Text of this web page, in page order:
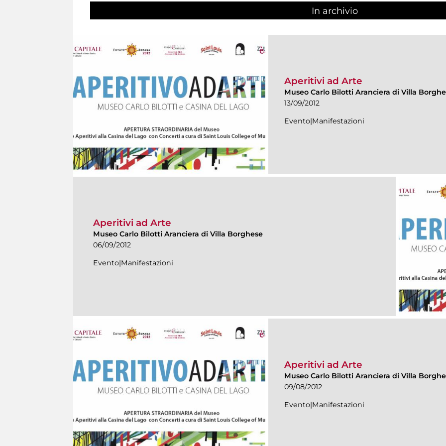
In archivio
Aperitivi ad Arte
Museo Carlo Bilotti Aranciera di Villa
13/09/2012
Evento|Manifestazioni
Aperitivi ad Arte
Museo Carlo Bilotti Aranciera di Villa Borghese
06/09/2012
Evento|Manifestazioni
Aperitivi ad Arte
Museo Carlo Bilotti Aranciera di Villa
09/08/2012
Evento|Manifestazioni